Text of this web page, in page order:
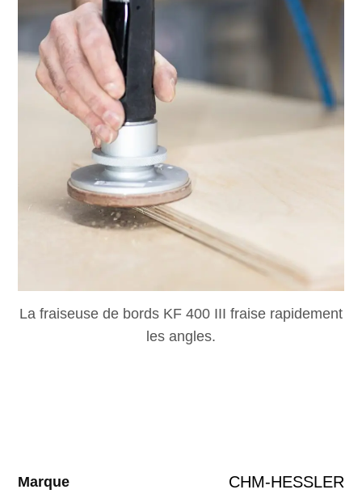
La fraiseuse de bords KF 400 III fraise rapidement
les angles.
Marque CHM-HESSLER